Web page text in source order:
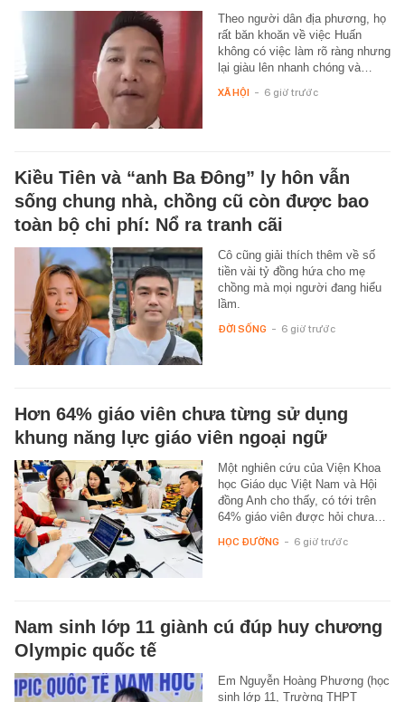
Theo người dân địa phương, họ
rất băn khoăn về việc Huấn
không có việc làm rõ ràng nhưng
lại giàu lên nhanh chóng và…
XÃ HỘI - 6 giờ trước
Kiều Tiên và “anh Ba Đông” ly hôn vẫn
sống chung nhà, chồng cũ còn được bao
toàn bộ chi phí: Nổ ra tranh cãi
Cô cũng giải thích thêm về số
tiền vài tỷ đồng hứa cho mẹ
chồng mà mọi người đang hiểu
lầm.
ĐỜI SỐNG - 6 giờ trước
Hơn 64% giáo viên chưa từng sử dụng
khung năng lực giáo viên ngoại ngữ
Một nghiên cứu của Viện Khoa
học Giáo dục Việt Nam và Hội
đồng Anh cho thấy, có tới trên
64% giáo viên được hỏi chưa…
HỌC ĐƯỜNG - 6 giờ trước
Nam sinh lớp 11 giành cú đúp huy chương
Olympic quốc tế
Em Nguyễn Hoàng Phương (học
sinh lớp 11, Trường THPT